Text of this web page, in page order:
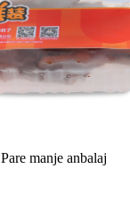
Pare manje anbalaj